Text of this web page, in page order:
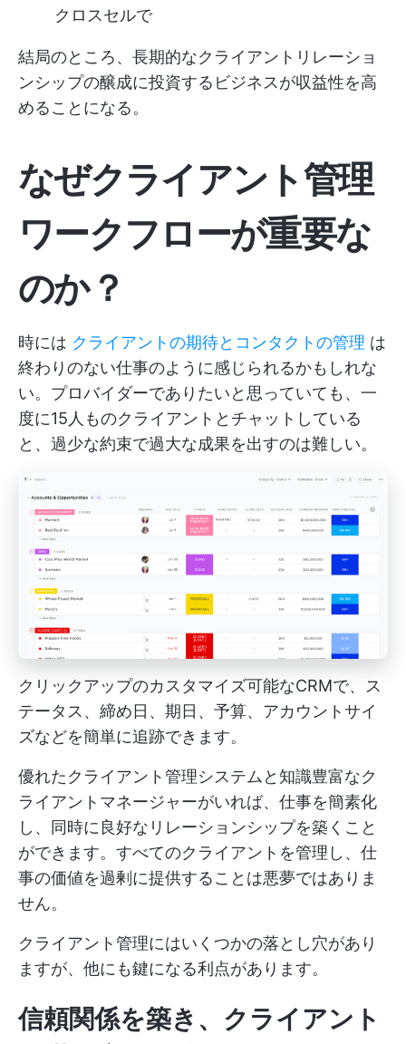
クロスセルで
結局のところ、長期的なクライアントリレーショ
ンシップの醸成に投資するビジネスが収益性を高
めることになる。
なぜクライアント管理
ワークフローが重要な
のか？
時には クライアントの期待とコンタクトの管理 は
終わりのない仕事のように感じられるかもしれな
い。プロバイダーでありたいと思っていても、一
度に15人ものクライアントとチャットしている
と、過少な約束で過大な成果を出すのは難しい。
クリックアップのカスタマイズ可能なCRMで、ス
テータス、締め日、期日、予算、アカウントサイ
ズなどを簡単に追跡できます。
優れたクライアント管理システムと知識豊富なク
ライアントマネージャーがいれば、仕事を簡素化
し、同時に良好なリレーションシップを築くこと
ができます。すべてのクライアントを管理し、仕
事の価値を過剰に提供することは悪夢ではありま
せん。
クライアント管理にはいくつかの落とし穴があり
ますが、他にも鍵になる利点があります。
信頼関係を築き、クライアント